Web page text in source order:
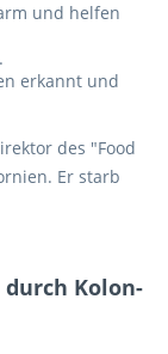
und helfen
erkannt und
des "Food
Er starb
Kolon-